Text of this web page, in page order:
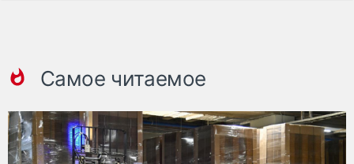
Самое читаемое